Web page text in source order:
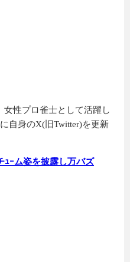
性プロ雀士として活躍し
自身のX(旧Twitter)を更新
ｭｰム姿を披露し万バズ